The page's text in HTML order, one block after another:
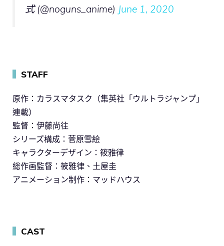
式 (@noguns_anime) June 1, 2020
STAFF
原作：カラスマタスク（集英社「ウルトラジャンプ」
連載）
監督：伊藤尚往
シリーズ構成：菅原雪絵
キャラクターデザイン：筱雅律
総作画監督：筱雅律、土屋圭
アニメーション制作：マッドハウス
CAST